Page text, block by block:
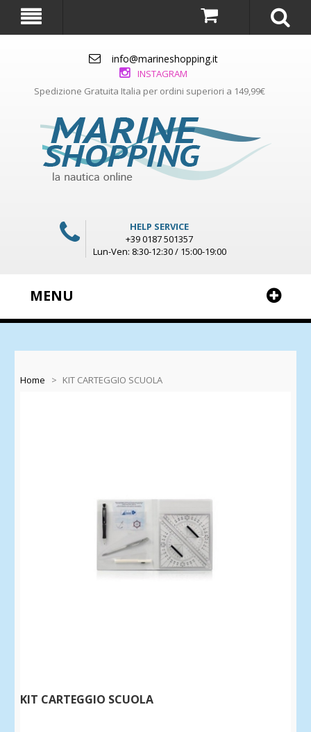
info@marineshopping.it
INSTAGRAM
Spedizione Gratuita Italia per ordini superiori a 149,99€
HELP SERVICE
+39 0187 501357
Lun-Ven: 8:30-12:30 / 15:00-19:00
MENU
Home > KIT CARTEGGIO SCUOLA
KIT CARTEGGIO SCUOLA